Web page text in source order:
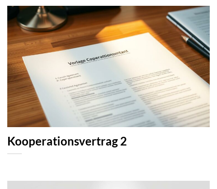
Kooperationsvertrag 2